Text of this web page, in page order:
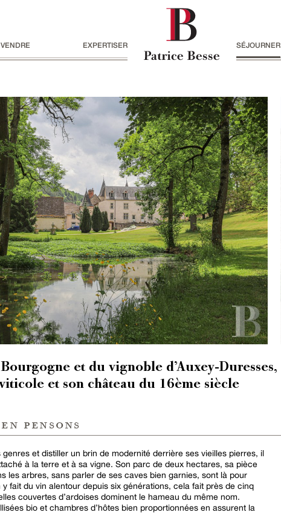
VENDRE EXPERTISER SÉJOURNER
et du vignoble d’Auxey-Duresses,
et son château du 16ème siècle
pensons
et distiller un brin de modernité derrière ses vieilles pierres, il
à la terre et à sa vigne. Son parc de deux hectares, sa pièce
les arbres, sans parler de ses caves bien garnies, sont là pour
y fait du vin alentour depuis six générations, cela fait près de cinq
couvertes d’ardoises dominent le hameau du même nom.
bio et chambres d’hôtes bien proportionnées en assurent la